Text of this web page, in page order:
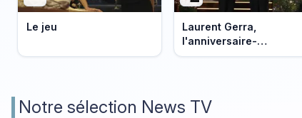
Le jeu
Laurent Gerra,
l'anniversaire-
événement
Notre sélection News TV